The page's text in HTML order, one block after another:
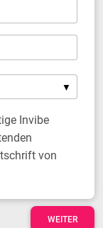
Invibe
von
WEITER